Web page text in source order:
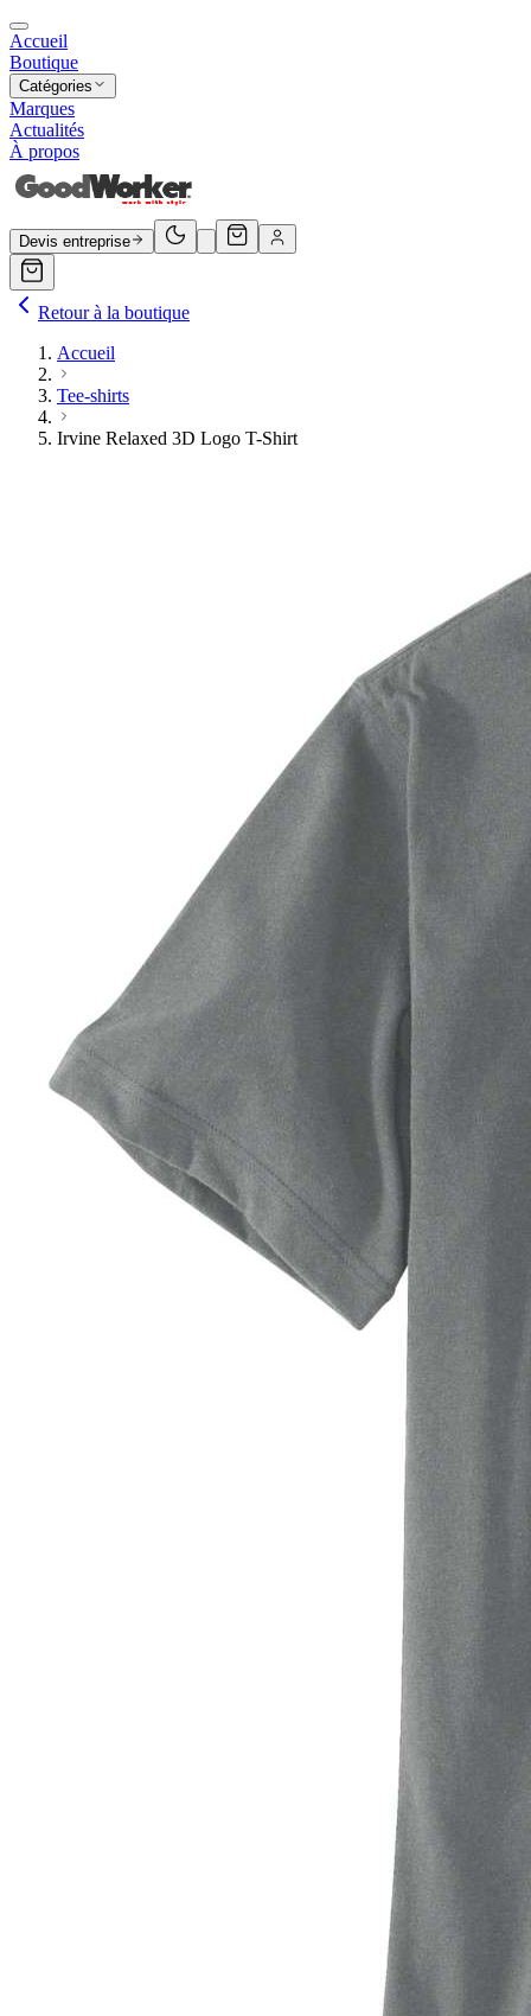
Accueil
Boutique
Catégories
Marques
Actualités
À propos
Devis entreprise
Retour à la boutique
Accueil
Tee-shirts
Irvine Relaxed 3D Logo T-Shirt